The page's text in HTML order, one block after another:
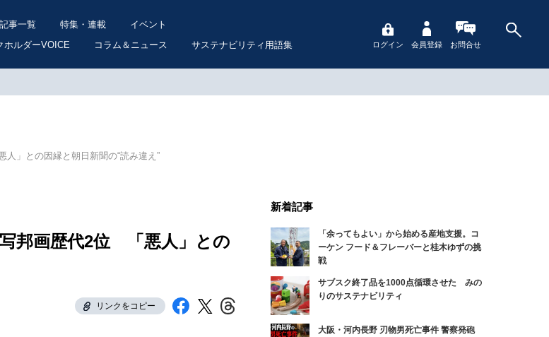
記事一覧 特集・連載
イベント
ホルダーVOICE コラム＆ニュース サステナビリティ用語集 ログイン 会員登録 お問合せ
」との因縁と朝日新聞の“読み違え”
邦画歴代2位 「悪人」との
リンクをコピー
新着記事
「余ってもよい」から始める産地支援。コ
ーケン フード＆フレーバーと桂木ゆずの挑
戦
サブスク終了品を1000点循環させた みの
りのサステナビリティ
大阪・河内長野 刃物男死亡事件 警察発砲